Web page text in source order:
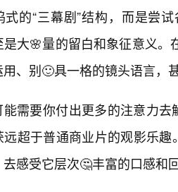
式的“三幕剧”结构，而是尝
是大🌸量的留白和象征意义
、别🙂具一格的镜头语言，
能需要你付出更多的注意力去
超于普通商业片的观影乐
感受它层次🤔丰富的口感和